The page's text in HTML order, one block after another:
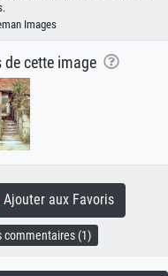
Images
de cette image
Ajouter aux Favoris
commentaires (1)